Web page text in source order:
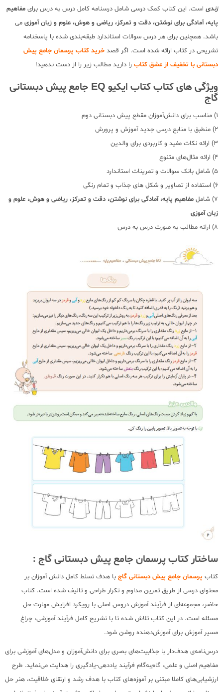
زندی است. این کتاب کمک درسی شامل درسنامه کامل درس به درس برای مفاهیم
پایه، آمادگی برای نوشتن، دقت و تمرکز، ریاضی و هوش، علوم و زبان آموزی می
باشد. همچنین برای هر درس سوالات استاندارد طبقه‌بندی شده با پاسخنامه
تشریحی در کتاب ارائه شده است. اگر قصد خرید کتاب پرسمان جامع پیش
دبستانی با تخفیف از عشق کتاب را دارید مطالب زیر را از دست ندهید!
ویژگی های کتاب کتاب ایکیو EQ جامع پیش دبستانی
گاج
1) مناسب برای دانش‌آموزان مقطع پیش دبستانی دوم
2) منطبق با منابع درسی جدید آموزش و پرورش
3) ارائه نکات مفید و کاربردی برای والدین
4) ارائه مثال‌های متنوع
5) شامل بانک سوالات و تمرینات استاندارد
6) استفاده از تصاویر و شکل های جذاب و تمام رنگی
7) شامل
مفاهیم پایه، آمادگی برای نوشتن، دقت و تمرکز، ریاضی و هوش، علوم و
زبان آموزی
8) ارائه مطالب به صورت درس به درس
ساختار کتاب پرسمان جامع پیش دبستانی گاج :
کتاب پرسمان جامع پیش دبستانی گاج با هدف تسلط کامل دانش آموزان بر
محتوای درسی از طریق تمرین مداوم و تکرار طراحی و تالیف شده است. کتاب
حاضر، مجموعه‌ای از فرآیند آموزش دروس اصلی با رویکرد افزایش مهارت حل
مسئله است. در این کتاب تلاش شده تا با تشریح کامل فرآیند آموزشی، چراغ
مسیر آموزش برای آموزش‌دهنده روشن شود.
درس‌نامه‌ی هدف‌دار با جذابیت‌‌های بصری برای دانش‌آموزان و مدل‌های آموزشی برای
مفاهیم اصلی و علمی، گام‌به‌گام فرآیند یاددهی-یادگیری را هدایت می‌نماید. طرح
ارزشیابی‌های کاملا مبتنی بر آموزه‌های کتاب با هدف رشد و ارتقای خلاقیت، هنر حل